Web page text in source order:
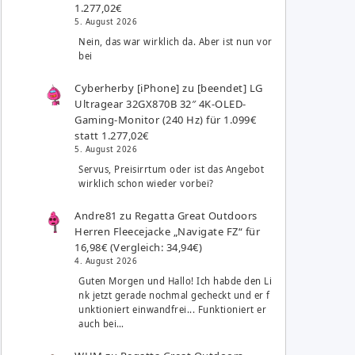
1.277,02€
5. August 2026
Nein, das war wirklich da. Aber ist nun vor
bei
Cyberherby [iPhone] zu [beendet] LG
Ultragear 32GX870B 32″ 4K-OLED-
Gaming-Monitor (240 Hz) für 1.099€
statt 1.277,02€
5. August 2026
Servus, Preisirrtum oder ist das Angebot
wirklich schon wieder vorbei?
Andre81 zu Regatta Great Outdoors
Herren Fleecejacke „Navigate FZ“ für
16,98€ (Vergleich: 34,94€)
4. August 2026
Guten Morgen und Hallo! Ich habde den Li
nk jetzt gerade nochmal gecheckt und er f
unktioniert einwandfrei... Funktioniert er
auch bei…